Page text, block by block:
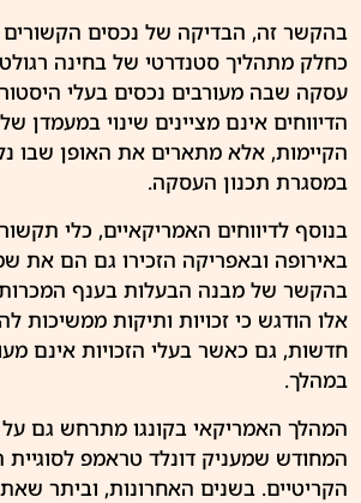
בהקשר זה, הבדיקה של נכסים הקשורים
כחלק מתהליך סטנדרטי של בחינה
עסקה שבה מעורבים נכסים בעלי
הדיווחים אינם מציינים שינוי במעמדן
הקיימות, אלא מתארים את האופן שבו
במסגרת תכנון העסקה.
בנוסף לדיווחים האמריקאיים, כלי
באירופה ובאפריקה הזכירו גם הם את
בהקשר של מבנה הבעלות בענף המכרות
אלו הודגש כי זכויות ותיקות ממשיכות
חדשות, גם כאשר בעלי הזכויות אינם
במהלך.
המהלך האמריקאי בקונגו מתרחש גם
המחודש שמעניקדונלד טראמפ לסוגיית
הקריטיים. בשנים האחרונות, וביתר